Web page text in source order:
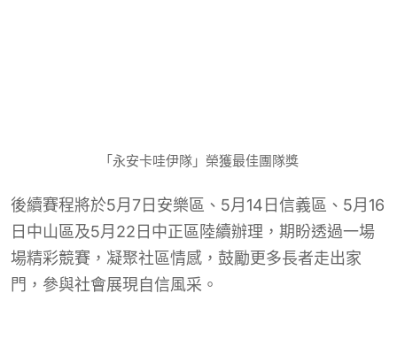
「永安卡哇伊隊」榮獲最佳團隊獎
後續賽程將於5月7日安樂區、5月14日信義區、5月16
日中山區及5月22日中正區陸續辦理，期盼透過一場
場精彩競賽，凝聚社區情感，鼓勵更多長者走出家
門，參與社會展現自信風采。